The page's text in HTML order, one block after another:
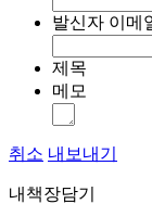
발신자 이메
제목
메모
취소 내보내기
내책장담기